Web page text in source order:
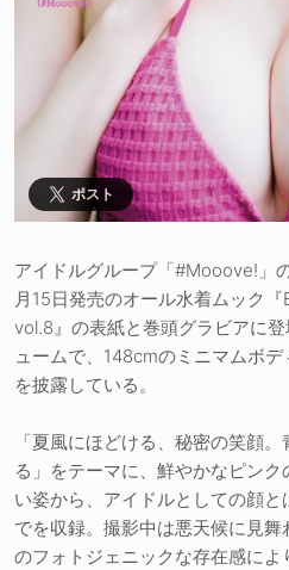
ポスト
アイドルグループ「#Mooove!」
月15日発売のオール水着ムック
vol.8』の表紙と巻頭グラビアに
ュームで、148cmのミニマムボ
を披露している。
「夏風にほどける、秘密の笑顔
る」をテーマに、鮮やかなピン
い姿から、アイドルとしての顔
でを収録。撮影中は悪天候に見
のフォトジェニックな存在感に